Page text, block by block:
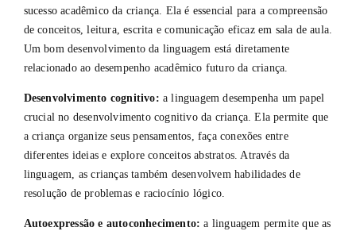
sucesso acadêmico da criança. Ela é essencial para a compreensão
de conceitos, leitura, escrita e comunicação eficaz em sala de aula.
Um bom desenvolvimento da linguagem está diretamente
relacionado ao desempenho acadêmico futuro da criança.
Desenvolvimento cognitivo: a linguagem desempenha um papel
crucial no desenvolvimento cognitivo da criança. Ela permite que
a criança organize seus pensamentos, faça conexões entre
diferentes ideias e explore conceitos abstratos. Através da
linguagem, as crianças também desenvolvem habilidades de
resolução de problemas e raciocínio lógico.
Autoexpressão e autoconhecimento: a linguagem permite que as